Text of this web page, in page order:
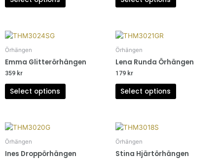
Örhängen
Emma Glitterörhängen
359 kr
Select options
Örhängen
Lena Runda Örhängen
179 kr
Select options
Örhängen
Ines Droppörhängen
Örhängen
Stina Hjärtörhängen